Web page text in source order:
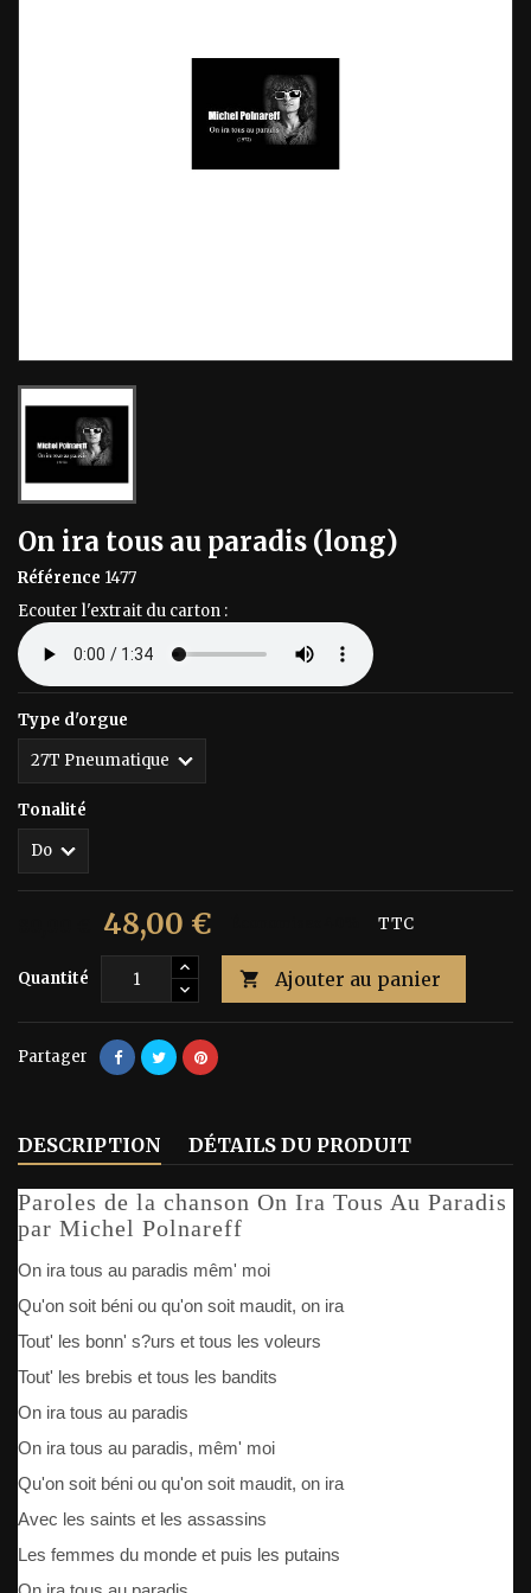
On ira tous au paradis (long)
Référence 1477
Ecouter l'extrait du carton :
Type d'orgue
Tonalité
48,00 € TTC
Quantité  Ajouter au panier
Partager
DESCRIPTION DÉTAILS DU PRODUIT
Paroles de la chanson On Ira Tous Au Paradis
par Michel Polnareff
On ira tous au paradis mêm' moi
Qu'on soit béni ou qu'on soit maudit, on ira
Tout' les bonn' s?urs et tous les voleurs
Tout' les brebis et tous les bandits
On ira tous au paradis
On ira tous au paradis, mêm' moi
Qu'on soit béni ou qu'on soit maudit, on ira
Avec les saints et les assassins
Les femmes du monde et puis les putains